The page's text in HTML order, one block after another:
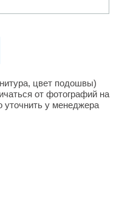
цвет подошвы)
от фотографий на
уточнить у менеджера